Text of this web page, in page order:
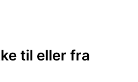
til eller fra